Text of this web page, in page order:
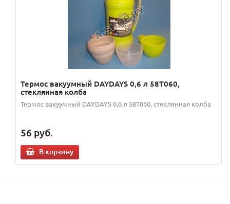
Термос вакуумный DAYDAYS 0,6 л 58T060,
стеклянная колба
Термос вакуумный DAYDAYS 0,6 л 58T060, стеклянная колба
56 руб.
В корзину